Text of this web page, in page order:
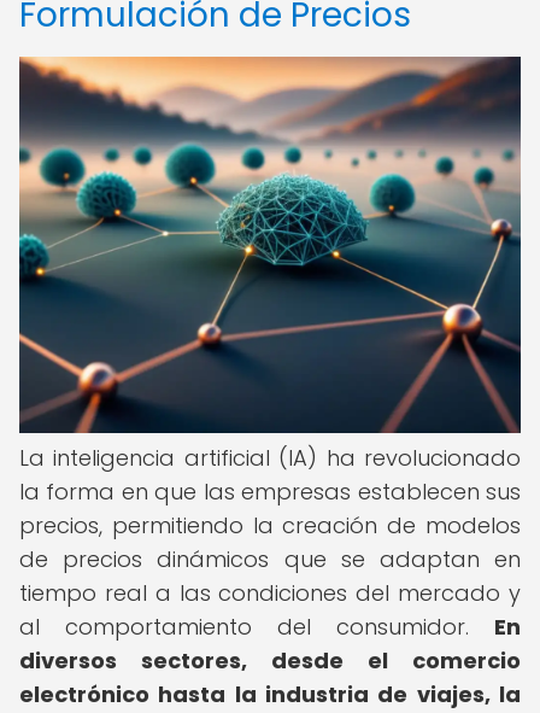
Formulación de Precios
La inteligencia artificial (IA) ha revolucionado
la forma en que las empresas establecen sus
precios, permitiendo la creación de modelos
de precios dinámicos que se adaptan en
tiempo real a las condiciones del mercado y
al comportamiento del consumidor. En
diversos sectores, desde el comercio
electrónico hasta la industria de viajes, la